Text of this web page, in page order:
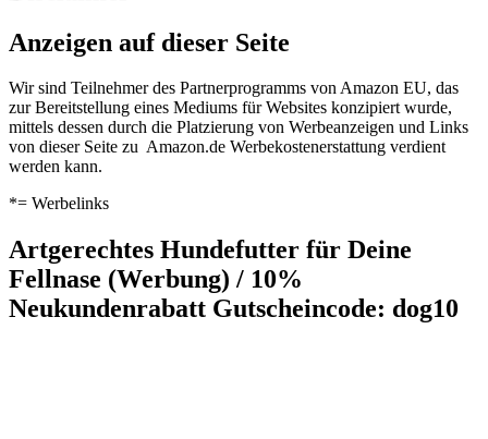
Anzeigen auf dieser Seite
Wir sind Teilnehmer des Partnerprogramms von Amazon EU, das
zur Bereitstellung eines Mediums für Websites konzipiert wurde,
mittels dessen durch die Platzierung von Werbeanzeigen und Links
von dieser Seite zu Amazon.de Werbekostenerstattung verdient
werden kann.
*= Werbelinks
Artgerechtes Hundefutter für Deine
Fellnase (Werbung) / 10%
Neukundenrabatt Gutscheincode: dog10